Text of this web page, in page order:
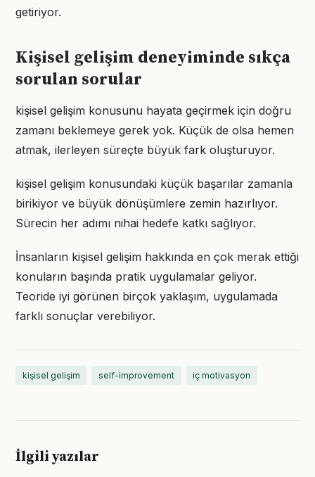
getiriyor.
Kişisel gelişim deneyiminde sıkça
sorulan sorular
kişisel gelişim konusunu hayata geçirmek için doğru
zamanı beklemeye gerek yok. Küçük de olsa hemen
atmak, ilerleyen süreçte büyük fark oluşturuyor.
kişisel gelişim konusundaki küçük başarılar zamanla
birikiyor ve büyük dönüşümlere zemin hazırlıyor.
Sürecin her adımı nihai hedefe katkı sağlıyor.
İnsanların kişisel gelişim hakkında en çok merak ettiği
konuların başında pratik uygulamalar geliyor.
Teoride iyi görünen birçok yaklaşım, uygulamada
farklı sonuçlar verebiliyor.
kişisel gelişim self-improvement iç motivasyon
İlgili yazılar